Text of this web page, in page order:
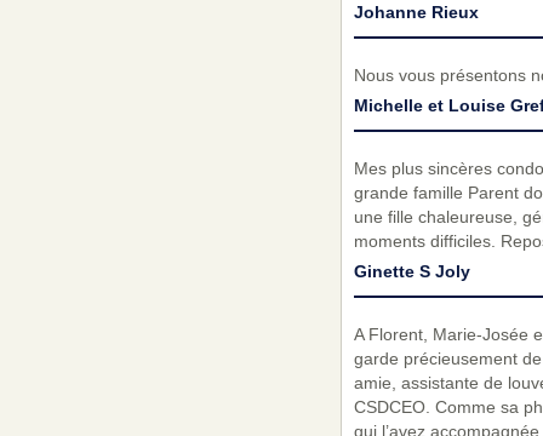
Johanne Rieux
Nous vous présentons
Michelle et Louise
Mes plus sincères
grande famille Parent
une fille chaleureuse,
moments difficiles.
Ginette S Joly
A Florent, Marie-Josée
garde précieusement
amie, assistante de
CSDCEO. Comme sa
qui l’avez